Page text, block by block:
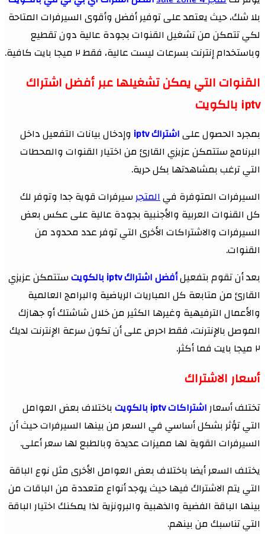
بلا شك، حيث يعتمد على توفير أفضل وأقوى السيرفرات المتاحة
لكي تتمكن من تشغيل القنوات بجودة عالية دون تقطيع
وباستخدام إنترنت بسرعات ليست عالية، فقط ٢ ميجا بايت كافية.
القنوات التي يمكن تشغيلها عبر أفضل اشتراك
iptv بالكويت
بمجرد الحصول علىاشتراك iptv
وإدخال بيانات التفعيل داخل
البرنامج ستتمكن عزيزي القارئ من اختيار القنوات والمحطات
التي ترغب بمشاهدتها بكل حرية.
السيرفرات المتوفرة فيالمتجرسيرفرات قوية جدا وتوفر لك
كل القنوات العربية والأجنبية بجودة عالية على عكس بعض
السيرفرات والاشتراكات الأخرى التي توفر عدد محدود من
القنوات.
بعد أن تقوم بتفعيلأفضل اشتراك iptv بالكويت
ستتمكن عزيزي
القارئ من متابعة كل المباريات الرياضية والبرامج العالمية
والأعمال الترفيهية وغيرها الكثير من خلال شاشتك أو جهازك
الموصل بالإنترنت، فقط احرص على أن تكون سرعة الإنترنت لديك
٢ ميجا بايت فما أكثر.
أسعار الاشتراك
تختلف أسعاراشتراكات iptv بالكويت
باختلاف بعض العوامل
التي تؤثر بشكل أساسي في السعر من بينها السيرفرات حيث أن
السيرفرات القوية لها مميزات عديدة وبالطبع لها سعر أعلى.
يختلف السعر أيضا باختلاف بعض العوامل الأخرى مثل نوع الباقة
التي يتم الاشتراك فيها حيث يوجد أنواع متعددة من الباقات من
بينها الباقة الفضية والذهبية والبرونزية لذا يمكنك اختيار الباقة
التي تناسبك من بينهم.